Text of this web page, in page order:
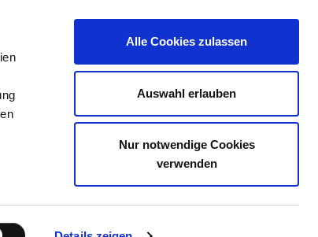
Alle Cookies zulassen
Auswahl erlauben
Nur notwendige Cookies
verwenden